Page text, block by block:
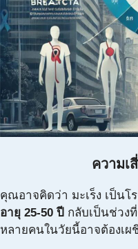
ความเ
คุณอาจคิดว่า มะเร็ง เป็นโ
อายุ 25-50 ปี กลับเป็นช่วง
หลายคนในวัยนี้อาจต้องเผ